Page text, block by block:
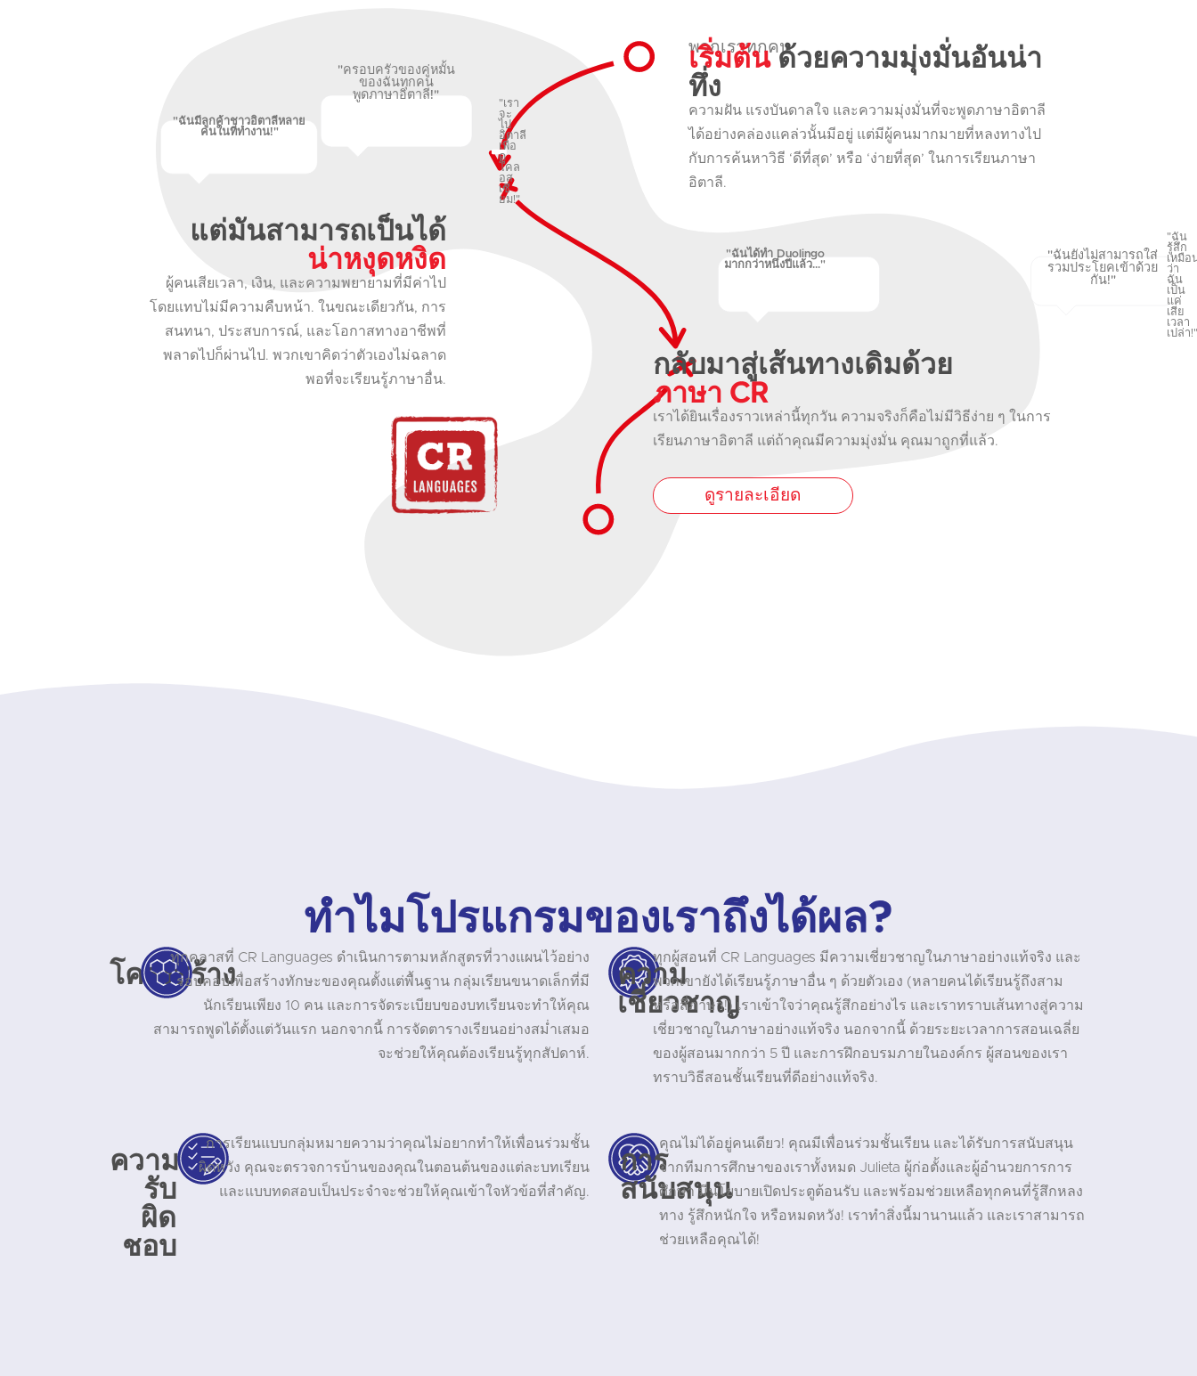
"ฉันมีลูกค้าชาวอิตาลีหลาย
คนในที่ทำงาน!"
"ครอบครัวของคู่หมั้น
ของฉันทุกคน
พูดภาษาอิตาลี!"
"เรา
จะ
ไป
อิตาลี
เพื่อ
ดู
โคล
อส
เซี
ยม!"
แต่มันสามารถเป็นได้
น่าหงุดหงิด
ผู้คนเสียเวลา, เงิน, และความพยายามที่มีค่าไป
โดยแทบไม่มีความคืบหน้า. ในขณะเดียวกัน, การ
สนทนา, ประสบการณ์, และโอกาสทางอาชีพที่
พลาดไปก็ผ่านไป. พวกเขาคิดว่าตัวเองไม่ฉลาด
พอที่จะเรียนรู้ภาษาอื่น.
พวกเราทุกคน
เริ่มต้นด้วยความมุ่งมั่นอันน่า
ทึ่ง
ความฝัน แรงบันดาลใจ และความมุ่งมั่นที่จะพูดภาษาอิตาลี
ได้อย่างคล่องแคล่วนั้นมีอยู่ แต่มีผู้คนมากมายที่หลงทางไป
กับการค้นหาวิธี ‘ดีที่สุด’ หรือ ‘ง่ายที่สุด’ ในการเรียนภาษา
อิตาลี.
"ฉันได้ทำ Duolingo
มากกว่าหนึ่งปีแล้ว..."
"ฉันยังไม่สามารถใส่
รวมประโยคเข้าด้วย
กัน!"
"ฉัน
รู้สึก
เหมือ
ว่า
ฉัน
เป็น
แค่
เสีย
เวลา
เปล่า
กลับมาสู่เส้นทางเดิมด้วย
ภาษา CR
เราได้ยินเรื่องราวเหล่านี้ทุกวัน ความจริงก็คือไม่มีวิธีง่าย ๆ ในการ
เรียนภาษาอิตาลี แต่ถ้าคุณมีความมุ่งมั่น คุณมาถูกที่แล้ว.
ดูรายละเอียด
ทำไมโปรแกรมของเราถึงได้ผล?
โครงสร้าง
ทุกคลาสที่ CR Languages ดำเนินการตามหลักสูตรที่วางแผนไว้อย่าง
รอบคอบเพื่อสร้างทักษะของคุณตั้งแต่พื้นฐาน กลุ่มเรียนขนาดเล็กที่มี
นักเรียนเพียง 10 คน และการจัดระเบียบของบทเรียนจะทำให้คุณ
สามารถพูดได้ตั้งแต่วันแรก นอกจากนี้ การจัดตารางเรียนอย่างสม่ำเสมอ
จะช่วยให้คุณต้องเรียนรู้ทุกสัปดาห์.
ความ
เชี่ยวชาญ
ทุกผู้สอนที่ CR Languages มีความเชี่ยวชาญในภาษาอย่างแท้จริง และ
พวกเขายังได้เรียนรู้ภาษาอื่น ๆ ด้วยตัวเอง (หลายคนได้เรียนรู้ถึงสาม
หรือสี่ภาษา!) เราเข้าใจว่าคุณรู้สึกอย่างไร และเราทราบเส้นทางสู่ความ
เชี่ยวชาญในภาษาอย่างแท้จริง นอกจากนี้ ด้วยระยะเวลาการสอนเฉลี่ย
ของผู้สอนมากกว่า 5 ปี และการฝึกอบรมภายในองค์กร ผู้สอนของเรา
ทราบวิธีสอนชั้นเรียนที่ดีอย่างแท้จริง.
ความ
รับ
ผิด
ชอบ
การเรียนแบบกลุ่มหมายความว่าคุณไม่อยากทำให้เพื่อนร่วมชั้น
ผิดหวัง คุณจะตรวจการบ้านของคุณในตอนต้นของแต่ละบทเรียน
และแบบทดสอบเป็นประจำจะช่วยให้คุณเข้าใจหัวข้อที่สำคัญ.
การ
สนับสนุน
คุณไม่ได้อยู่คนเดียว! คุณมีเพื่อนร่วมชั้นเรียน และได้รับการสนับสนุน
จากทีมการศึกษาของเราทั้งหมด Julieta ผู้ก่อตั้งและผู้อำนวยการการ
ศึกษา มีนโยบายเปิดประตูต้อนรับ และพร้อมช่วยเหลือทุกคนที่รู้สึกหลง
ทาง รู้สึกหนักใจ หรือหมดหวัง! เราทำสิ่งนี้มานานแล้ว และเราสามารถ
ช่วยเหลือคุณได้!